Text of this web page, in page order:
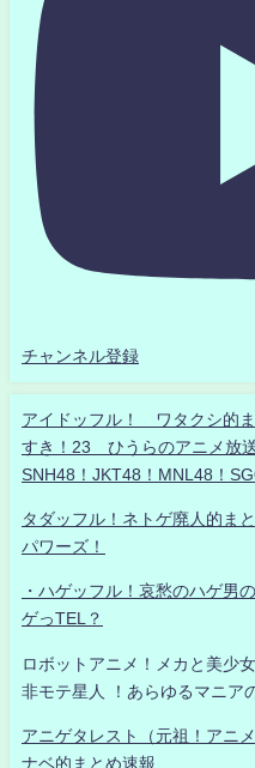
チャンネル登録
アイドッフル！ ワタクシ的
すき！23 ひうらのアニメ放
SNH48！JKT48！MNL48！
タダッフル！ネトゲ廃人的ま
パワーズ！
・ハゲッフル！哀愁のハゲ男
ゲっTEL？
ロボットアニメ！メカと美少
非モテ星人 ！あらゆるマニア
アニゲタレスト（元祖！アニ
ナベ的まとめ速報